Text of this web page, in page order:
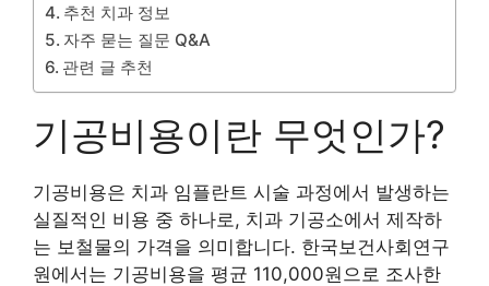
추천 치과 정보
자주 묻는 질문 Q&A
관련 글 추천
기공비용이란 무엇인가?
기공비용은 치과 임플란트 시술 과정에서 발생하는
실질적인 비용 중 하나로, 치과 기공소에서 제작하
는 보철물의 가격을 의미합니다. 한국보건사회연구
원에서는 기공비용을 평균 110,000원으로 조사한